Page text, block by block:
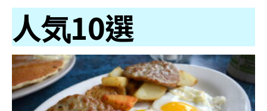
人気10選